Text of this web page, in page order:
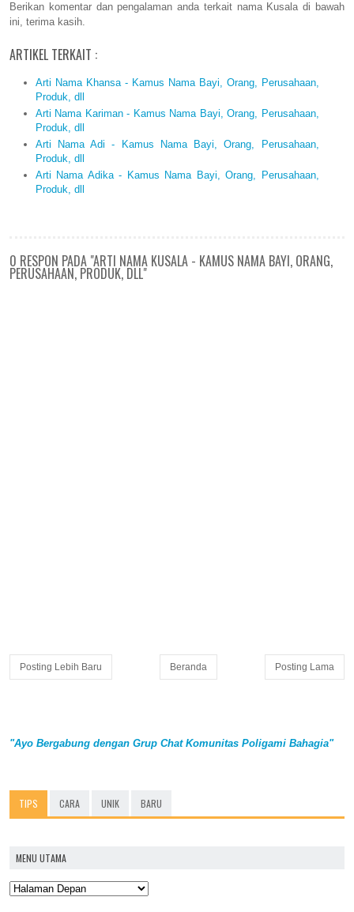
Berikan komentar dan pengalaman anda terkait nama Kusala di bawah
ini, terima kasih.
ARTIKEL TERKAIT :
Arti Nama Khansa - Kamus Nama Bayi, Orang, Perusahaan,
Produk, dll
Arti Nama Kariman - Kamus Nama Bayi, Orang, Perusahaan,
Produk, dll
Arti Nama Adi - Kamus Nama Bayi, Orang, Perusahaan,
Produk, dll
Arti Nama Adika - Kamus Nama Bayi, Orang, Perusahaan,
Produk, dll
0 RESPON PADA "ARTI NAMA KUSALA - KAMUS NAMA BAYI, ORANG,
PERUSAHAAN, PRODUK, DLL"
Posting Lebih Baru Posting Lama
Beranda
"Ayo Bergabung dengan Grup Chat Komunitas Poligami Bahagia"
TIPS CARA UNIK BARU
MENU UTAMA